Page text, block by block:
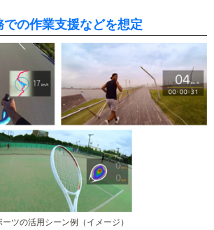
での作業支援などを想定
ーツの活用シーン例（イメージ）